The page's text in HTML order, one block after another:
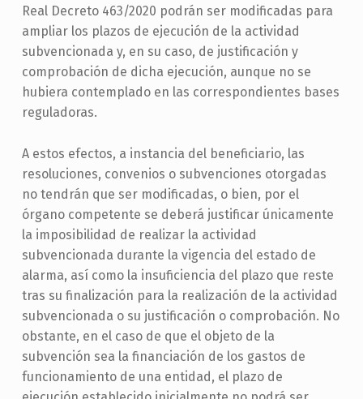
Real Decreto 463/2020 podrán ser modificadas para
ampliar los plazos de ejecución de la actividad
subvencionada y, en su caso, de justificación y
comprobación de dicha ejecución, aunque no se
hubiera contemplado en las correspondientes bases
reguladoras.
A estos efectos, a instancia del beneficiario, las
resoluciones, convenios o subvenciones otorgadas
no tendrán que ser modificadas, o bien, por el
órgano competente se deberá justificar únicamente
la imposibilidad de realizar la actividad
subvencionada durante la vigencia del estado de
alarma, así como la insuficiencia del plazo que reste
tras su finalización para la realización de la actividad
subvencionada o su justificación o comprobación. No
obstante, en el caso de que el objeto de la
subvención sea la financiación de los gastos de
funcionamiento de una entidad, el plazo de